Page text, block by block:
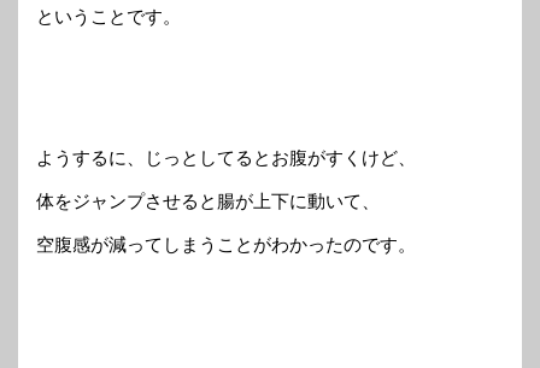
ということです。
ようするに、じっとしてるとお腹がすくけど、
体をジャンプさせると腸が上下に動いて、
空腹感が減ってしまうことがわかったのです。